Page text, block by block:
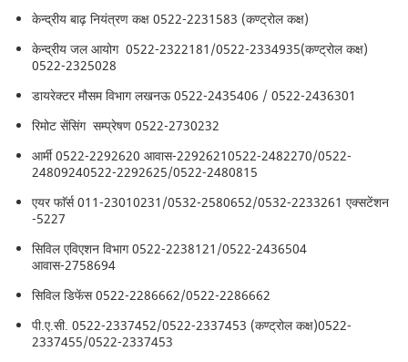
केन्द्रीय बाढ़ नियंत्रण कक्ष 0522-2231583 (कण्ट्रोल कक्ष)
केन्द्रीय जल आयोग 0522-2322181/0522-2334935(कण्ट्रोल कक्ष)
0522-2325028
डायरेक्टर मौसम विभाग लखनऊ 0522-2435406 / 0522-2436301
रिमोट सेंसिंग सम्प्रेषण 0522-2730232
आर्मी 0522-2292620 आवास-22926210522-2482270/0522-
24809240522-2292625/0522-2480815
एयर फाॅर्स 011-23010231/0532-2580652/0532-2233261 एक्सटेंशन
-5227
सिविल एविएशन विभाग 0522-2238121/0522-2436504
आवास-2758694
सिविल डिफेंस 0522-2286662/0522-2286662
पी.ए.सी. 0522-2337452/0522-2337453 (कण्ट्रोल कक्ष)0522-
2337455/0522-2337453